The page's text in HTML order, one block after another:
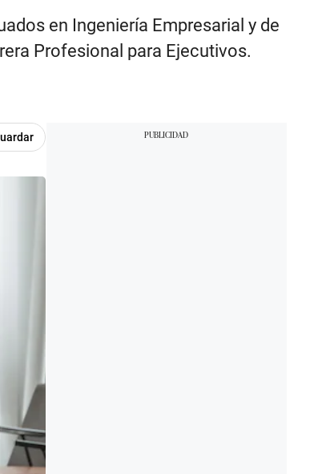
en Ingeniería Empresarial y de
Profesional para Ejecutivos.